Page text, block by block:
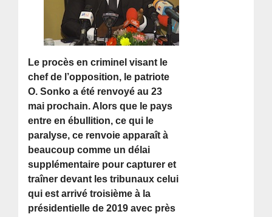
Le procès en criminel visant le
chef de l’opposition, le patriote
O. Sonko a été renvoyé au 23
mai prochain. Alors que le pays
entre en ébullition, ce qui le
paralyse, ce renvoie apparaît à
beaucoup comme un délai
supplémentaire pour capturer et
traîner devant les tribunaux celui
qui est arrivé troisième à la
présidentielle de 2019 avec près